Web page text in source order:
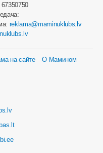
reklama@maminuklubs.lv
на сайте
О Мамином